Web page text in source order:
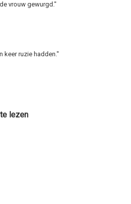
vrouw gewurgd."
keer ruzie hadden."
lezen